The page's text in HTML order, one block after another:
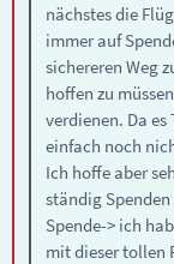
nächstes die
immer auf
sichereren Weg
hoffen zu
verdienen. Da
einfach noch
Ich hoffe aber
ständig
Spende-> ich
mit dieser tollen